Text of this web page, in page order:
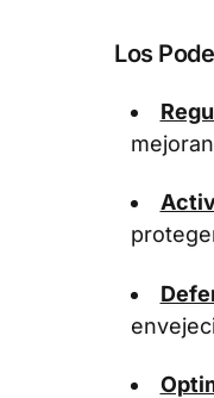
Los